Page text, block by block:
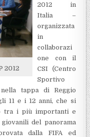
2012
2012 in
Italia –
organizzata
in
collaborazi
one con il
CSI (Centro
Sportivo
tappa di Reggio
11 e i 12 anni, che si
tra i più importanti e
del panorama
dalla FIFA ed